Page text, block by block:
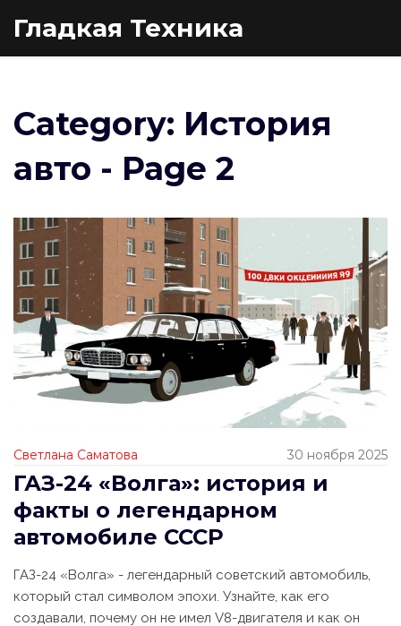
Гладкая Техника
Category: История
авто - Page 2
Светлана Саматова 30 ноября 2025
ГАЗ-24 «Волга»: история и
факты о легендарном
автомобиле СССР
ГАЗ-24 «Волга» - легендарный советский автомобиль,
который стал символом эпохи. Узнайте, как его
создавали, почему он не имел V8-двигателя и как он